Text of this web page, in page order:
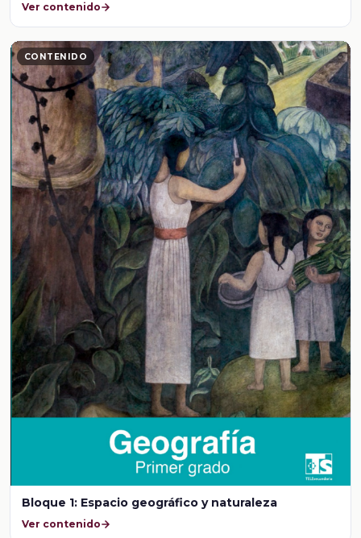
Ver contenido
CONTENIDO
Bloque 1: Espacio geográfico y naturaleza
Ver contenido